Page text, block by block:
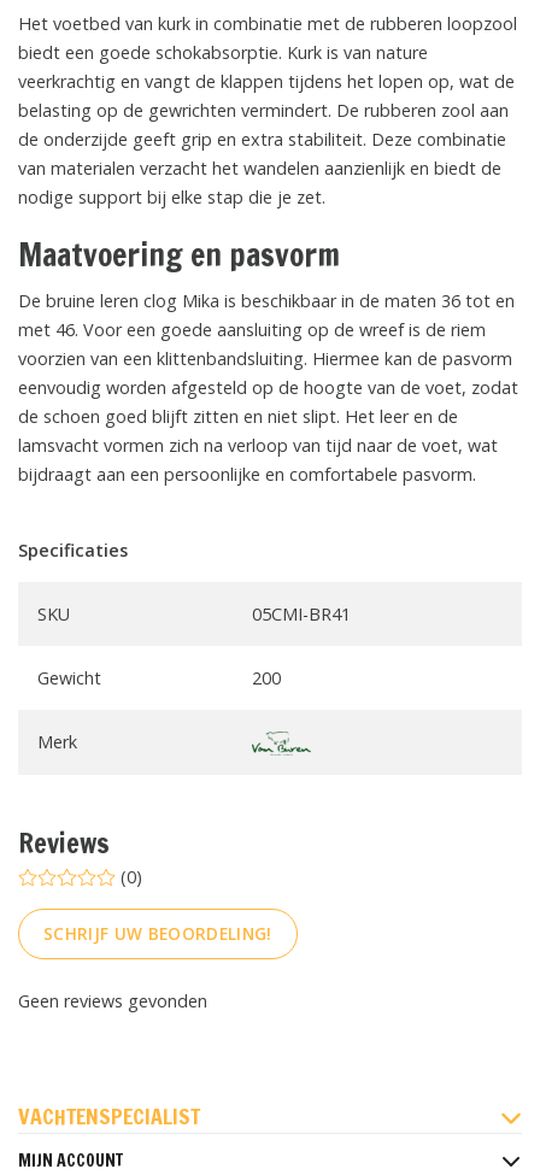
Het voetbed van kurk in combinatie met de rubberen loopzool
biedt een goede schokabsorptie. Kurk is van nature
veerkrachtig en vangt de klappen tijdens het lopen op, wat de
belasting op de gewrichten vermindert. De rubberen zool aan
de onderzijde geeft grip en extra stabiliteit. Deze combinatie
van materialen verzacht het wandelen aanzienlijk en biedt de
nodige support bij elke stap die je zet.
Maatvoering en pasvorm
De bruine leren clog Mika is beschikbaar in de maten 36 tot en
met 46. Voor een goede aansluiting op de wreef is de riem
voorzien van een klittenbandsluiting. Hiermee kan de pasvorm
eenvoudig worden afgesteld op de hoogte van de voet, zodat
de schoen goed blijft zitten en niet slipt. Het leer en de
lamsvacht vormen zich na verloop van tijd naar de voet, wat
bijdraagt aan een persoonlijke en comfortabele pasvorm.
Specificaties
SKU 05CMI-BR41
Gewicht 200
Merk
Reviews
(0)
SCHRIJF UW BEOORDELING!
Geen reviews gevonden
VACHTENSPECIALIST
MIJN ACCOUNT